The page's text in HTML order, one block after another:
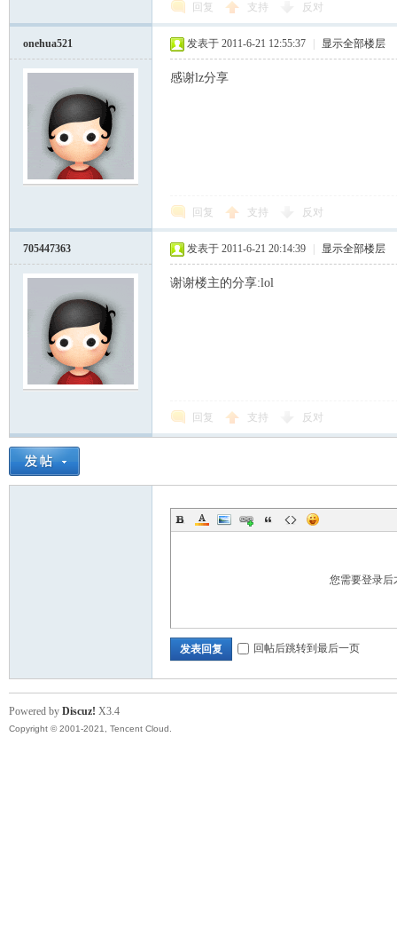
回复 支持 反对
onehua521 发表于 2011-6-21 12:55:37 显示全部楼层
感谢lz分享
回复 支持 反对
705447363 发表于 2011-6-21 20:14:39 显示全部楼层
谢谢楼主的分享:lol
回复 支持 反对
您需要登录
发表回复 回帖后跳转到最后一页
Powered by Discuz! X3.4
Copyright © 2001-2021, Tencent Cloud.